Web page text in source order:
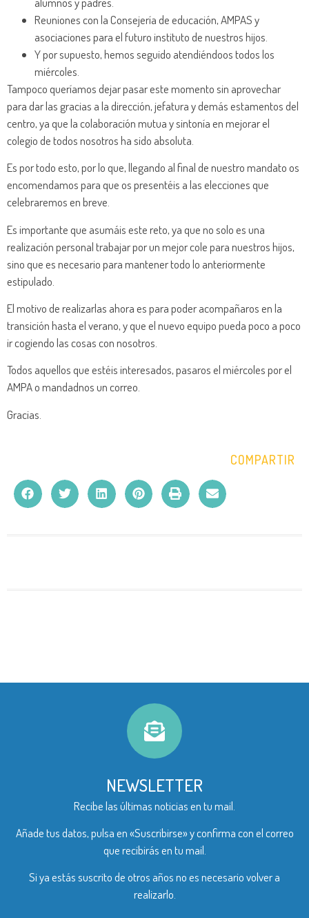
Reuniones con la Consejería de educación, AMPAS y
asociaciones para el futuro instituto de nuestros hijos.
Y por supuesto, hemos seguido atendiéndoos todos los
miércoles.
Tampoco queríamos dejar pasar este momento sin aprovechar
para dar las gracias a la dirección, jefatura y demás estamentos del
centro, ya que la colaboración mutua y sintonía en mejorar el
colegio de todos nosotros ha sido absoluta.
Es por todo esto, por lo que, llegando al final de nuestro mandato os
encomendamos para que os presentéis a las elecciones que
celebraremos en breve.
Es importante que asumáis este reto, ya que no solo es una
realización personal trabajar por un mejor cole para nuestros hijos,
sino que es necesario para mantener todo lo anteriormente
estipulado.
El motivo de realizarlas ahora es para poder acompañaros en la
transición hasta el verano, y que el nuevo equipo pueda poco a poco
ir cogiendo las cosas con nosotros.
Todos aquellos que estéis interesados, pasaros el miércoles por el
AMPA o mandadnos un correo.
Gracias.
COMPARTIR
NEWSLETTER
Recibe las últimas noticias en tu mail.
Añade tus datos, pulsa en «Suscribirse» y confirma con el correo
que recibirás en tu mail.
Si ya estás suscrito de otros años no es necesario volver a
realizarlo.